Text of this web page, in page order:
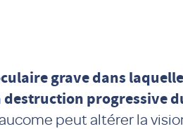
grave dans
progressive
peut altérer la